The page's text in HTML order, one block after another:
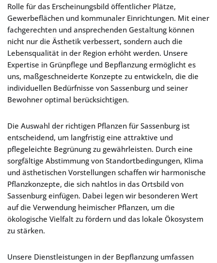
Rolle für das Erscheinungsbild öffentlicher Plätze,
Gewerbeflächen und kommunaler Einrichtungen. Mit einer
fachgerechten und ansprechenden Gestaltung können
nicht nur die Ästhetik verbessert, sondern auch die
Lebensqualität in der Region erhöht werden. Unsere
Expertise in Grünpflege und Bepflanzung ermöglicht es
uns, maßgeschneiderte Konzepte zu entwickeln, die die
individuellen Bedürfnisse von Sassenburg und seiner
Bewohner optimal berücksichtigen.
Die Auswahl der richtigen Pflanzen für Sassenburg ist
entscheidend, um langfristig eine attraktive und
pflegeleichte Begrünung zu gewährleisten. Durch eine
sorgfältige Abstimmung von Standortbedingungen, Klima
und ästhetischen Vorstellungen schaffen wir harmonische
Pflanzkonzepte, die sich nahtlos in das Ortsbild von
Sassenburg einfügen. Dabei legen wir besonderen Wert
auf die Verwendung heimischer Pflanzen, um die
ökologische Vielfalt zu fördern und das lokale Ökosystem
zu stärken.
Unsere Dienstleistungen in der Bepflanzung umfassen